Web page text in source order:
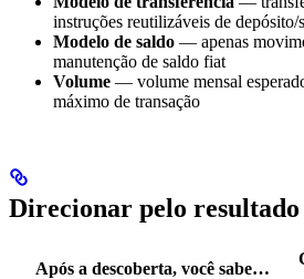
instruções reutilizáveis de depósito/
Modelo de saldo — apenas
manutenção de saldo fiat
Volume — volume mensal
máximo de transação
Direcionar pelo resultado
Após a descoberta, você sabe…